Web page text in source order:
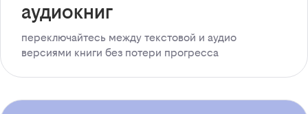
аудиокниг
переключайтесь между текстовой и аудио
версиями книги без потери прогресса